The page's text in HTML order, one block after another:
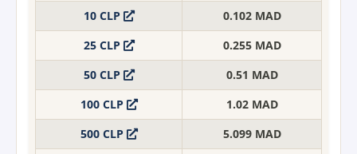
10 CLP
0.102 MAD
25 CLP
0.255 MAD
50 CLP
0.51 MAD
100 CLP
1.02 MAD
500 CLP
5.099 MAD